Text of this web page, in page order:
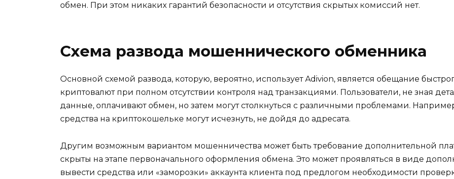
обмен. При этом никаких гарантий безопасности и отсутствия скрытых комиссий нет.
Схема развода мошеннического обменника
Основной схемой развода, которую, вероятно, использует Adivion, является обещание
криптовалют при полном отсутствии контроля над транзакциями. Пользователи, не зная
данные, оплачивают обмен, но затем могут столкнуться с различными проблемами.
средства на криптокошельке могут исчезнуть, не дойдя до адресата.
Другим возможным вариантом мошенничества может быть требование дополнительной
скрыты на этапе первоначального оформления обмена. Это может проявляться в виде
вывести средства или «заморозки» аккаунта клиента под предлогом необходимости